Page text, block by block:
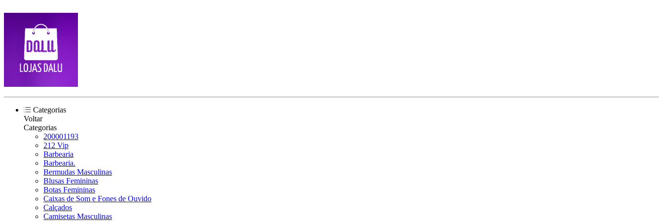
Categorias
Voltar
Categorias
200001193
212 Vip
Barbearia
Barbearia.
Bermudas Masculinas
Blusas Femininas
Botas Femininas
Caixas de Som e Fones de Ouvido
Calçados
Camisetas Masculinas